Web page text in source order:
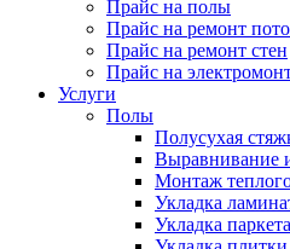
Прайс на полы
Прайс на ремонт
Прайс на ремонт стен
Прайс на
Услуги
Полы
Полусухая
Выравнивание
Монтаж
Укладка
Укладка паркета